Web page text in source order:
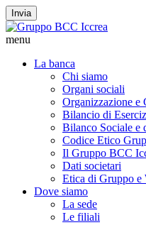
Invia
menu
La banca
Chi siamo
Organi sociali
Organizzazione e
Bilancio di
Bilanco Sociale e
Codice Etico
Il Gruppo BCC
Dati societari
Etica di Gruppo
Dove siamo
La sede
Le filiali